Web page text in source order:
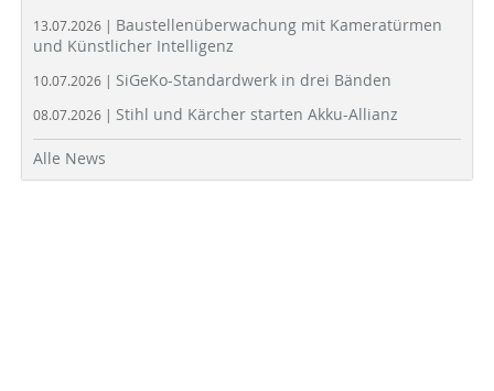
13.07.2026 | Baustellenüberwachung mit Kameratürmen
und Künstlicher Intelligenz
10.07.2026 | SiGeKo-Standardwerk in drei Bänden
08.07.2026 | Stihl und Kärcher starten Akku-Allianz
Alle News